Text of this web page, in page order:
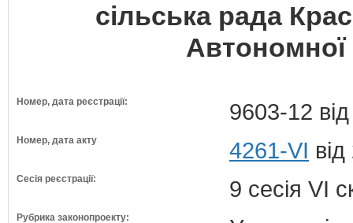
сільська рада
Автономної
Номер, дата реєстрації: 9603-12
Номер, дата акту 4261-VI
Сесія реєстрації: 9 сесія VI
Рубрика законопроекту: